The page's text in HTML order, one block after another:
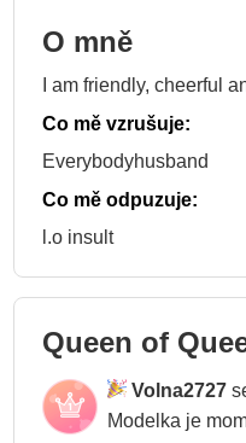
O mně
I am friendly, cheerful
Co mě vzrušuje:
Everybodyhusband
Co mě odpuzuje:
l.o insult
Queen of
Volna2727
Modelka je